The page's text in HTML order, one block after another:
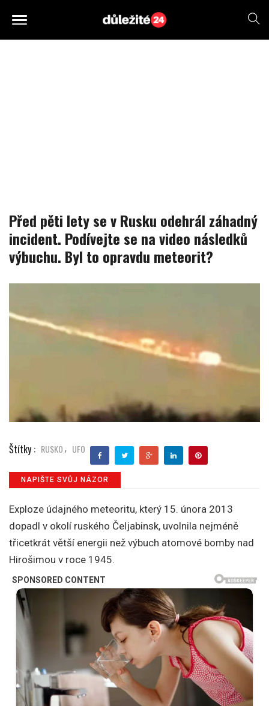
Před pěti lety se v Rusku odehrál záhadný
incident. Podívejte se na video následků
výbuchu. Byl to opravdu meteorit?
Štítky : RUSKO , UFO
NAPIŠTE SVŮJ NÁZOR
Exploze údajného meteoritu, který 15. února 2013
dopadl v okolí ruského Čeljabinsk, uvolnila nejméně
třicetkrát větší energii než výbuch atomové bomby nad
Hirošimou v roce 1945.